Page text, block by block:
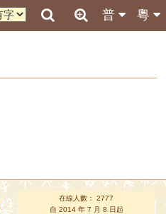
粵
普
在線人數： 2777
自 2014 年 7 月 8 日起